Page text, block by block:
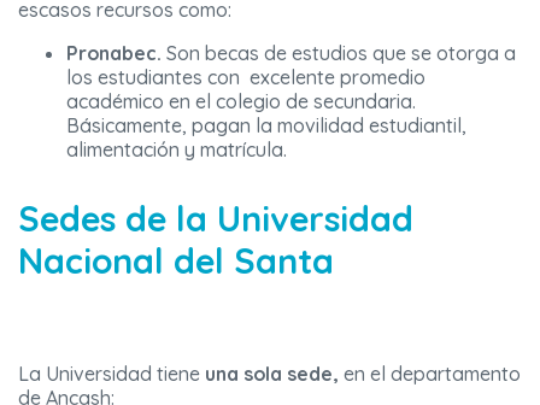
escasos recursos como:
Pronabec. Son becas de estudios que se otorga a
los estudiantes con excelente promedio
académico en el colegio de secundaria.
Básicamente, pagan la movilidad estudiantil,
alimentación y matrícula.
Sedes de la Universidad
Nacional del Santa
La Universidad tiene una sola sede, en el departamento
de Ancash: